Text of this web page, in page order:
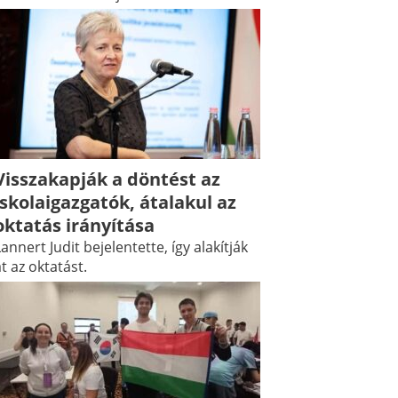
a döntést az
átalakul az
irányítása
Judit bejelentette, így alakítják
az oktatást.